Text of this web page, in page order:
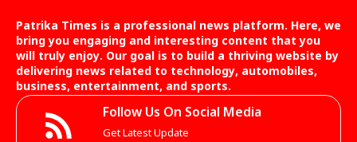
Patrika Times is a professional news platform. Here, we
bring you engaging and interesting content that you
will truly enjoy. Our goal is to build a thriving website by
delivering news related to technology, automobiles,
business, entertainment, and sports.
Follow Us On Social Media
Get Latest Update